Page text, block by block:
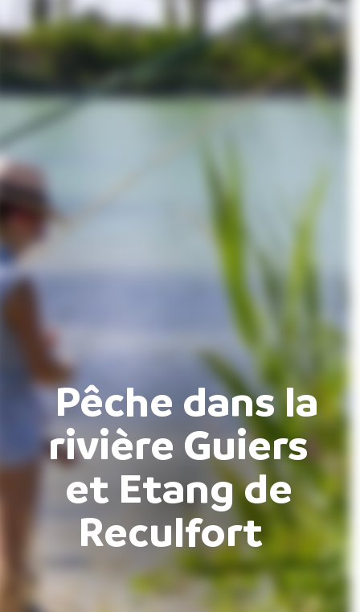
Pêche dans la
rivière Guiers
et Etang de
Reculfort